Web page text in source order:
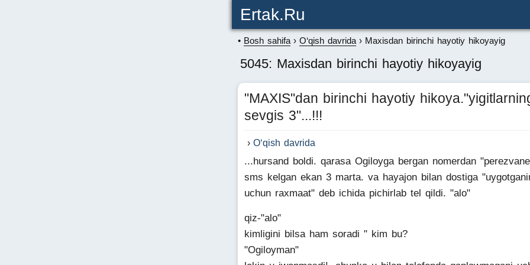
Ertak.ru
Bosh sahifa O‘qish davrida Maxisdan birinchi hayotiy hikoyayig
5045: Maxisdan birinchi hayotiy hikoyayig
"MAXIS"dan birinchi hayotiy
sevgis 3"...!!!
O‘qish davrida
...hursand boldi. qarasa Ogiloyga bergan nomerdan
sms kelgan ekan 3 marta. va hayajon bilan dostiga
uchun raxmaat" deb ichida pichirlab tel qildi. "alo"
qiz-"alo"
kimligini bilsa ham soradi " kim bu?
"Ogiloyman"